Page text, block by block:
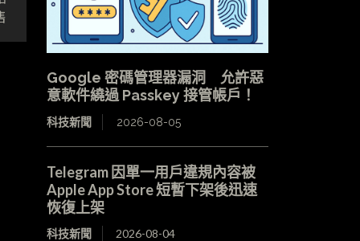
Google 密碼管理器漏洞 允許惡
意軟件繞過 Passkey 接管帳戶！
科技新聞 2026-08-05
Telegram 因單一用戶違規內容被
Apple App Store 短暫下架後迅速
恢復上架
科技新聞 2026-08-04